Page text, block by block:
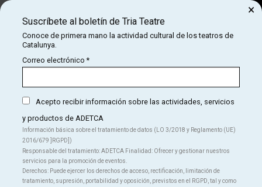
Buscar
CARTELERA
SOLITUDES
Del VI 10.07.26
al DO 19.07.26
Teatre Condal
Duración:80 min
Festival Grec Teatro
Suscríbete al boletín de Tria Teatre
Conoce de primera mano la actividad cultural de los teatros de
Catalunya.
Correo electrónico*
Acepto recibir información sobre las actividades, servicios
y productos de ADETCA
Información básica sobre el tratamiento de datos (LO 3/2018 y Reglamento (UE)
2016/679 ]RGPD])
Responsable del tratamiento: ADETCA Finalidad: Ofrecer y gestionar nuestros
servicios para la promoción de eventos.
Derechos: Puede ejercer los derechos de acceso, rectificación, limitación de
tratamiento, supresión, portabilidad y oposición, previstos en el RGPD, tal y como
×